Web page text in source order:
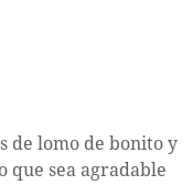
de lomo de bonito y
que sea agradable